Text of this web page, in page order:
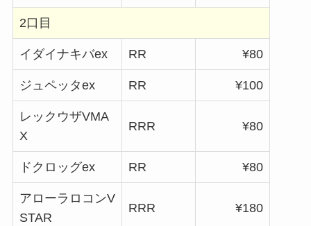
2口目
イダイナキバex RR ¥80
ジュペッタex RR ¥100
レックウザVMA
X
RRR ¥80
ドクロッグex RR ¥80
アローラロコンV
STAR
RRR ¥180